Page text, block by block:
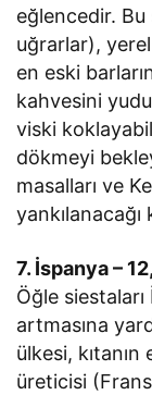
eğlencedir. Bu
uğrarlar),
en eski
kahvesini
viski
dökmeyi
masalları ve
yankılanacağı
7. İspanya –
Öğle
artmasına
ülkesi,
üreticisi